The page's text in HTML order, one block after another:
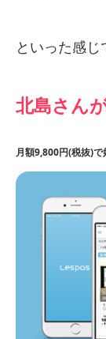
といった感じ
北島さん
月額9,800円(税抜)